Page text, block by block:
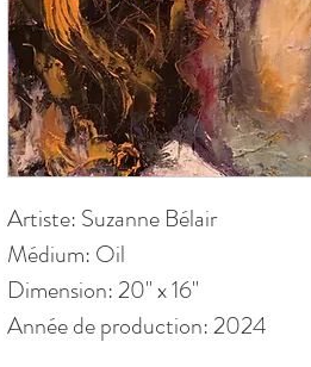
Artiste: Suzanne Bélair
Médium: Oil
Dimension: 20" x 16"
Année de production: 2024